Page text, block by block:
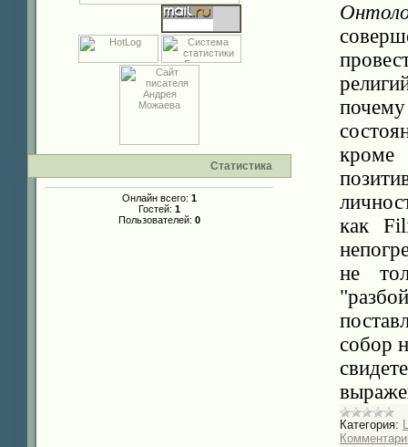
Статистика
Онлайн всего: 1
Гостей: 1
Пользователей: 0
как
не
собор
Категория: